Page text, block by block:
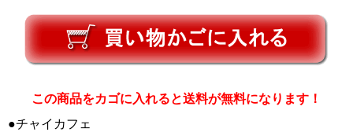
この商品をカゴに入れると送料が無料になります！
●チャイカフェ